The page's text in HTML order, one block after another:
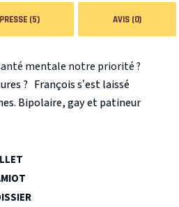
PRESSE (5) AVIS (0)
mentale notre priorité ?
? François s’est laissé
Bipolaire, gay et patineur
et une sincérité désarmante
ses coups d’éclat.
les moments où l’on croit
tendres ou détonnants qui font
La folle envie d’être toujours